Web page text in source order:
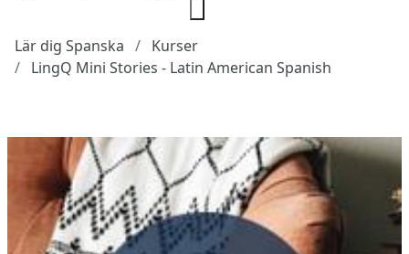
Lär dig Spanska
Kurser
LingQ Mini Stories - Latin American Spanish